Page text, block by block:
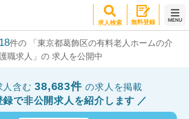
求人検索 無料登録 MENU
18件の 「東京都葛飾区の有料老人ホームの介
職求人」の 求人を公開中
人含む38,683件の求人を掲載
録で非公開求人を紹介します